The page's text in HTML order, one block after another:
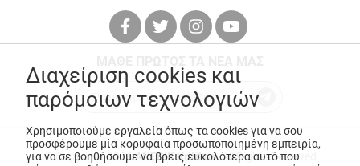
© Copyright 2026ANEDIK Kritikos. All Rights Reserved
Διαχείριση cookies και
παρόμοιων τεχνολογιών
Χρησιμοποιούμε εργαλεία όπως τα cookies για να σου
προσφέρουμε μία κορυφαία προσωποποιημένη εμπειρία,
για να σε βοηθήσουμε να βρεις ευκολότερα αυτό που